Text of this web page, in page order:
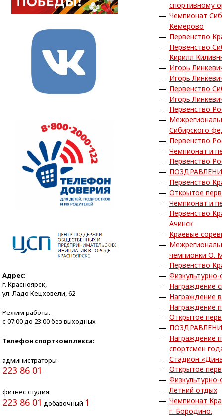
Адрес:
г. Красноярск,
ул. Ладо Кецховели, 62
Режим работы:
с 07:00 до 23:00 без выходных
Телефон спорткомплекса:
администраторы:
223 86 01
фитнес студия:
223 86 01 добавочный 1
спортивному
Чемпионат
Кемерово
Первенство
Первенство
Кирилл
Игорь
Игорь
Первенство
Игорь
Первенство
Сибирского
Первенство
Чемпионат и
Первенство
Первенство
Открытое
Чемпионат и
Первенство
Ачинск
Краевые
чемпионки О.
Первенство
Награждение
Награждение
Награждение
Открытое
Награждение
спортсмен
Стадион
Открытое
Летний отдых
Чемпионат
г. Бородино.